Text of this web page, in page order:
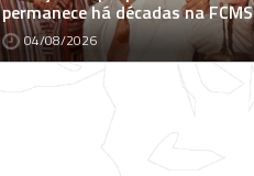
permanece há décadas na FCMS
04/08/2026